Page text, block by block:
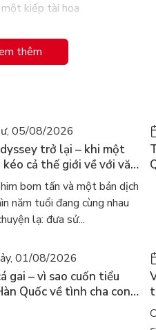
kiếp tài hoa
thiếu nữ tài sắc vẹn toàn,
nhiên, tai họa bất ngờ ập
hai lượt, thanh y hai lần":
rơi vào bi kịch khiến Từ Hải tử
đoàn tụ cùng gia đình và
thêm
05/08/2026
trở lại – khi một
kéo cả thế giới về với văn
bom tấn và một bản dịch
năm tuổi đang cùng nhau
lạ: đưa sử...
01/08/2026
gai – vì sao cuốn tiểu
Quốc về tình cha con